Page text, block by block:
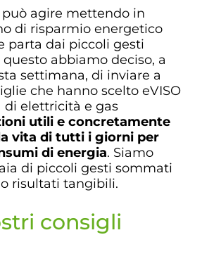
agire mettendo in
di risparmio energetico
parta dai piccoli gesti
abbiamo deciso, a
settimana, di inviare a
che hanno scelto eVISO
di elettricità e gas
utili e concretamente
vita di tutti i giorni per
di energia. Siamo
di piccoli gesti sommati
risultati tangibili.
consigli